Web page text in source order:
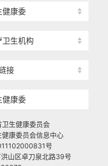
健康委
生机构
接
健康委
生健康委员会
康委员会信息中心
号
山区卓刀泉北路39号